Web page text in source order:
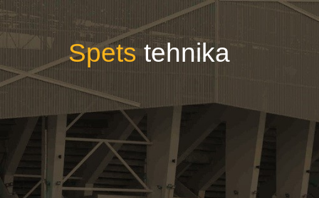
Spetstehnika